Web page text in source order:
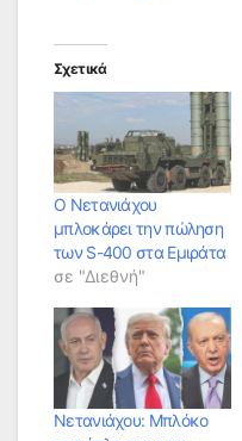
Σχετικά
Ο Νετανιάχου
μπλοκάρει την πώληση
των S-400 στα Εμιράτα
σε "Διεθνή"
Νετανιάχου: Μπλόκο